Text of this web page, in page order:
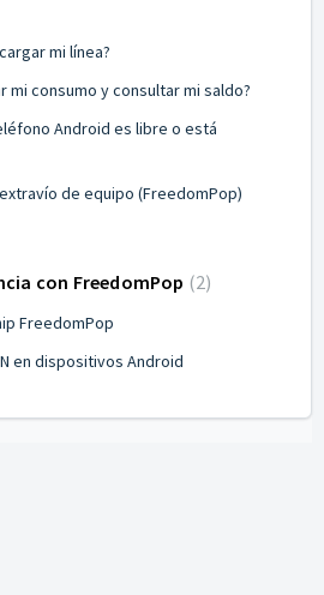
mi línea?
mi consumo y consultar mi saldo?
Android es libre o está
de equipo (FreedomPop)
con FreedomPop 2
FreedomPop
en dispositivos Android